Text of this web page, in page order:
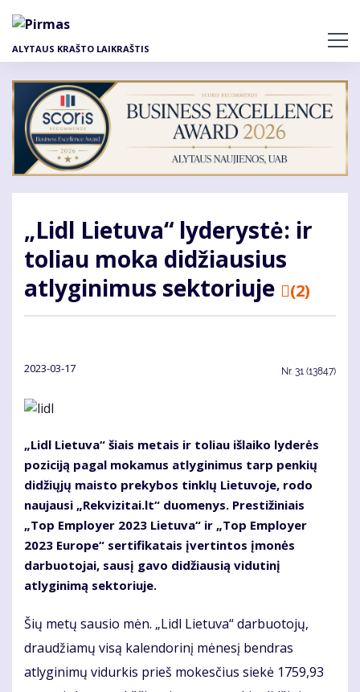
pagrindinį
ALYTAUS KRAŠTO LAIKRAŠTIS
„Lidl Lietuva“ lyderystė: ir
toliau moka didžiausius
atlyginimus sektoriuje
(2)
2023-03-17 Nr. 31 (13847)
„Lidl Lietuva“ šiais metais ir toliau išlaiko lyderės
poziciją pagal mokamus atlyginimus tarp penkių
didžiųjų maisto prekybos tinklų Lietuvoje, rodo
naujausi „Rekvizitai.lt“ duomenys. Prestižiniais
„Top Employer 2023 Lietuva“ ir „Top Employer
2023 Europe“ sertifikatais įvertintos įmonės
darbuotojai, sausį gavo didžiausią vidutinį
atlyginimą sektoriuje.
Šių metų sausio mėn. „Lidl Lietuva“ darbuotojų,
draudžiamų visą kalendorinį mėnesį bendras
atlyginimų vidurkis prieš mokesčius siekė 1759,93